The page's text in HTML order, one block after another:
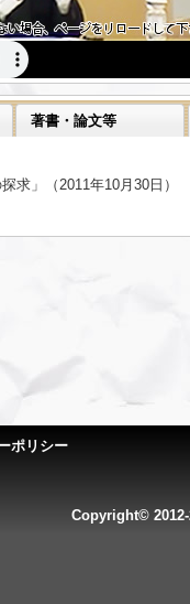
著書・論文等
求」（2011年10月30日）
ポリシー
Copyright©